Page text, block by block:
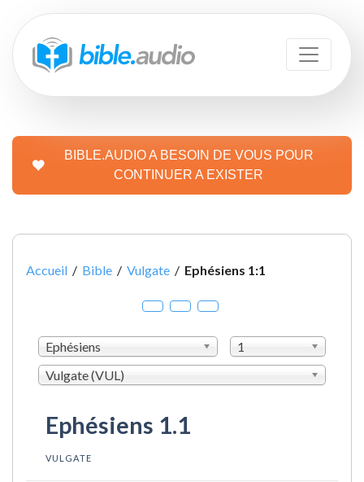
BIBLE.AUDIO A BESOIN DE VOUS POUR
CONTINUER A EXISTER
Accueil / Bible / Vulgate / Ephésiens 1:1
Ephésiens
1
Vulgate (VUL)
Ephésiens 1.1
VULGATE